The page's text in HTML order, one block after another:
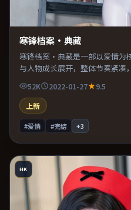
寒锋档案·典藏
寒锋档案·典藏是一部以爱情为
与人物成长展开，整体节奏紧凑
52K 2022-01-27
9.5
上新
#爱情 #完结 +3
HK